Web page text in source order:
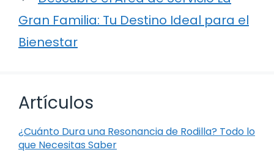
Gran Familia: Tu Destino Ideal para el
Bienestar
Artículos
¿Cuánto Dura una Resonancia de Rodilla? Todo lo
que Necesitas Saber